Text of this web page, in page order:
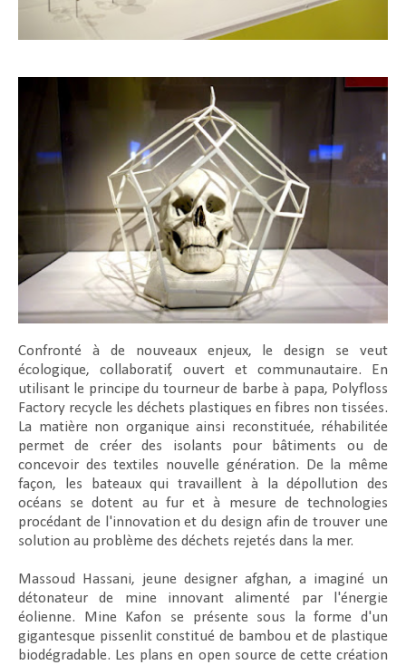
Confronté à de nouveaux enjeux, le design se veut
écologique, collaboratif, ouvert et communautaire. En
utilisant le principe du tourneur de barbe à papa, Polyfloss
Factory recycle les déchets plastiques en fibres non tissées.
La matière non organique ainsi reconstituée, réhabilitée
permet de créer des isolants pour bâtiments ou de
concevoir des textiles nouvelle génération. De la même
façon, les bateaux qui travaillent à la dépollution des
océans se dotent au fur et à mesure de technologies
procédant de l'innovation et du design afin de trouver une
solution au problème des déchets rejetés dans la mer.
Massoud Hassani, jeune designer afghan, a imaginé un
détonateur de mine innovant alimenté par l'énergie
éolienne. Mine Kafon se présente sous la forme d'un
gigantesque pissenlit constitué de bambou et de plastique
biodégradable. Les plans en open source de cette création